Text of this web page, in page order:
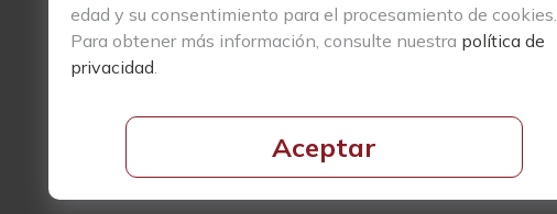
edad y su consentimiento para el procesamiento de cookies.
Para obtener más información, consulte nuestra política de
privacidad.
Aceptar
Productos Relacionados